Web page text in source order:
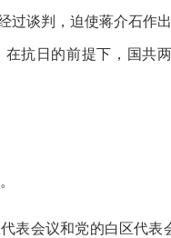
过谈判，迫使蒋介石作
抗日的前提下，国共
表会议和党的白区代表